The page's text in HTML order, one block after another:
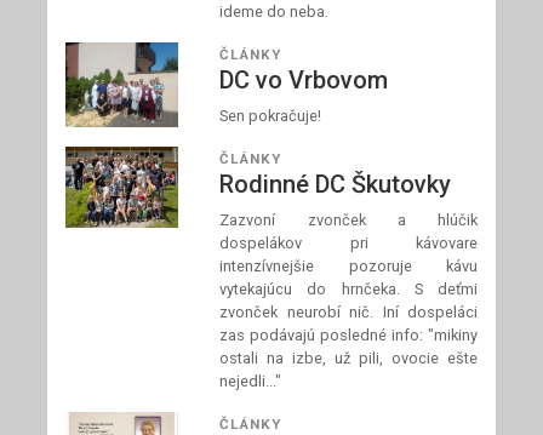
ideme do neba.
ČLÁNKY
DC vo Vrbovom
Sen pokračuje!
ČLÁNKY
Rodinné DC Škutovky
Zazvoní zvonček a hlúčik
dospelákov pri kávovare
intenzívnejšie pozoruje kávu
vytekajúcu do hrnčeka. S deťmi
zvonček neurobí nič. Iní dospeláci
zas podávajú posledné info: "mikiny
ostali na izbe, už pili, ovocie ešte
nejedli..."
ČLÁNKY